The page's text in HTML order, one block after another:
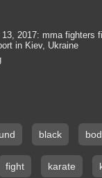
2017: mma fighters
in Kiev, Ukraine
black
fight karate